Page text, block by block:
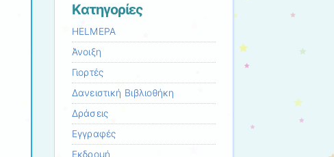
Kατηγορίες
HELMEPA
Άνοιξη
Γιορτές
Δανειστική Βιβλιοθήκη
Δράσεις
Εγγραφές
Εκδρομή